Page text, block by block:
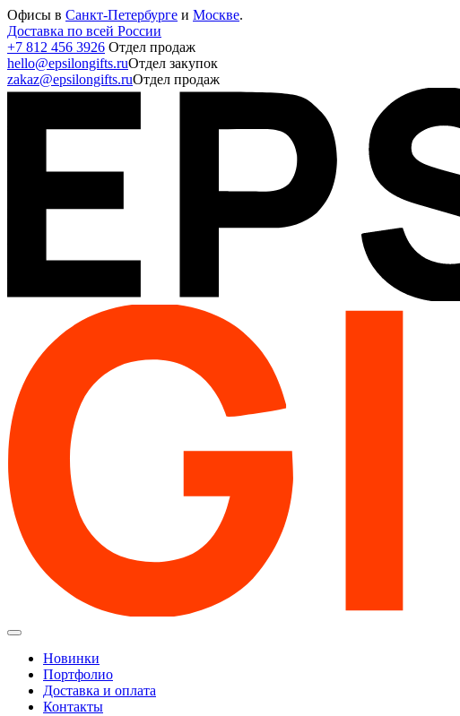
Офисы в Санкт-Петербурге и Москве.
Доставка по всей России
+7 812 456 3926 Отдел продаж
hello@epsilongifts.ruОтдел закупок
zakaz@epsilongifts.ruОтдел продаж
Новинки
Портфолио
Доставка и оплата
Контакты